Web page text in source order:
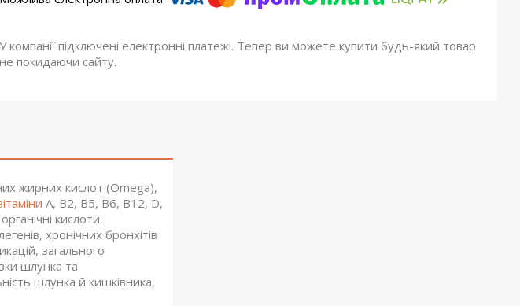
У компанії підключені електронні платежі. Тепер ви можете купити будь-який товар
не покидаючи сайту.
жирних кислот (Omega),
А, В2, В5, В6, В12, D,
кислоти.
хронічних бронхітів
загального
шлунка та
шлунка й кишківника,